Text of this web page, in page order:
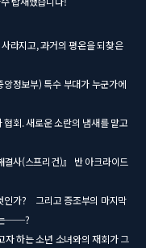
라지고, 과거의 평온을 되찾은
정보부) 특수 부대가 누군가에
회. 새로운 소란의 냄새를 맡고
사(스프리건)』 반 아크라이드
인가? 그리고 증조부의 마지막
는──?
자 하는 소년 소녀와의 재회가 그